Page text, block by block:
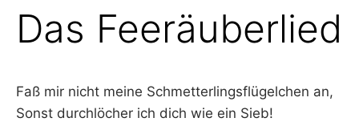
Das Feeräuberlied
Faß mir nicht meine Schmetterlingsflügelchen an,
Sonst durchlöcher ich dich wie ein Sieb!